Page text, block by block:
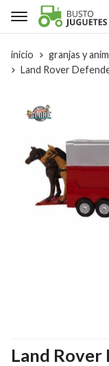
inicio
granjas y
Land